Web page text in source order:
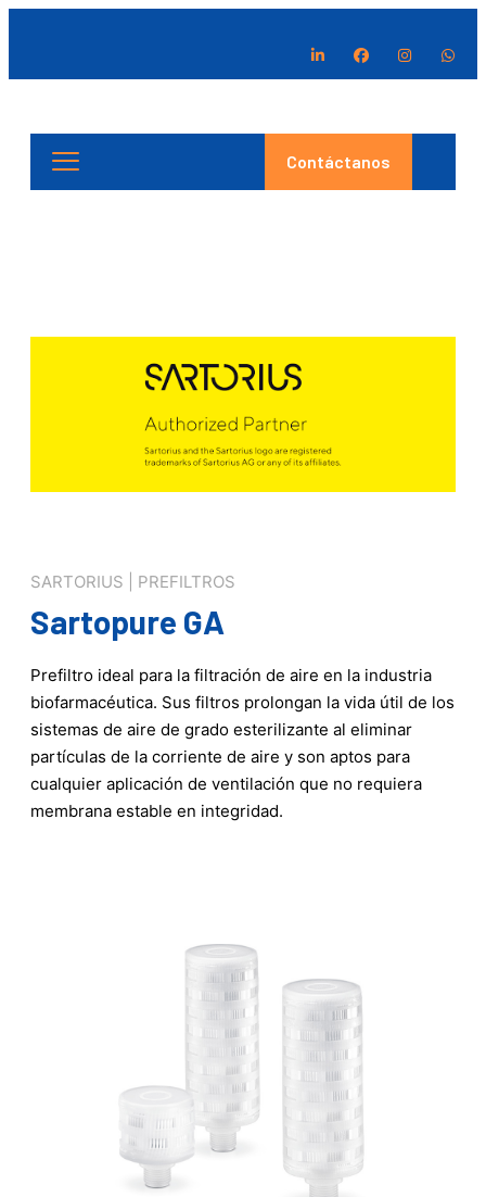
Contáctanos
SARTORIUS | PREFILTROS
Sartopure GA
Prefiltro ideal para la filtración de aire en la industria
biofarmacéutica. Sus filtros prolongan la vida útil de los
sistemas de aire de grado esterilizante al eliminar
partículas de la corriente de aire y son aptos para
cualquier aplicación de ventilación que no requiera
membrana estable en integridad.